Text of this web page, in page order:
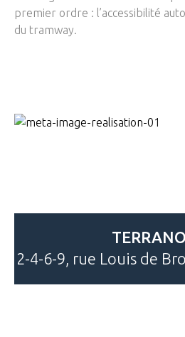
premier ordre : l’accessibilité
du tramway.
2-4-6-9, rue Louis de